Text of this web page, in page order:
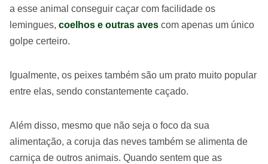
a esse animal conseguir caçar com facilidade os
lemingues, coelhos e outras aves com apenas um único
golpe certeiro.
Igualmente, os peixes também são um prato muito popular
entre elas, sendo constantemente caçado.
Além disso, mesmo que não seja o foco da sua
alimentação, a coruja das neves também se alimenta de
carniça de outros animais. Quando sentem que as